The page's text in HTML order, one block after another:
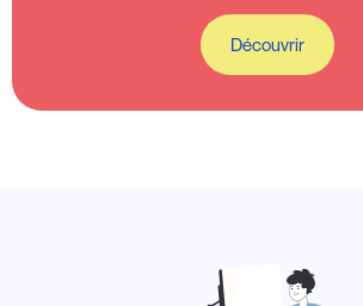
Découvrir